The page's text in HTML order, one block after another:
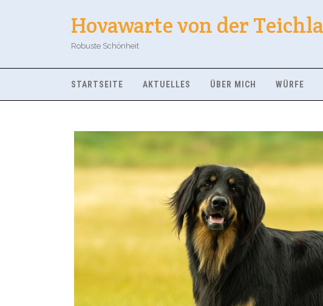
Hovawarte von der
Robuste Schönheit
STARTSEITE AKTUELLES ÜBER MICH WÜRFE